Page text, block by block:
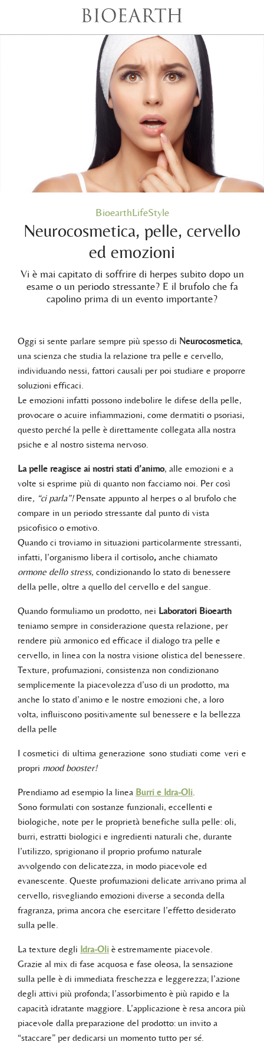
BioearthLifeStyle
Neurocosmetica, pelle, cervello
ed emozioni
Vi è mai capitato di soffrire di herpes subito dopo un
esame o un periodo stressante? E il brufolo che fa
capolino prima di un evento importante?
Oggi si sente parlare sempre più spesso di Neurocosmetica,
una scienza che studia la relazione tra pelle e cervello,
individuando nessi, fattori causali per poi studiare e proporre
soluzioni efficaci.
Le emozioni infatti possono indebolire le difese della pelle,
provocare o acuire infiammazioni, come dermatiti o psoriasi,
questo perché la pelle è direttamente collegata alla nostra
psiche e al nostro sistema nervoso.
La pelle reagisce ai nostri stati d’animo, alle emozioni e a
volte si esprime più di quanto non facciamo noi. Per così
dire, “ci parla”!Pensate appunto al herpes o al brufolo che
compare in un periodo stressante dal punto di vista
psicofisico o emotivo.
Quando ci troviamo in situazioni particolarmente stressanti,
infatti, l’organismo libera il cortisolo, anche chiamato
ormone dello stress, condizionando lo stato di benessere
della pelle, oltre a quello del cervello e del sangue.
Quando formuliamo un prodotto, nei Laboratori Bioearth
teniamo sempre in considerazione questa relazione, per
rendere più armonico ed efficace il dialogo tra pelle e
cervello, in linea con la nostra visione olistica del benessere.
Texture, profumazioni, consistenza non condizionano
semplicemente la piacevolezza d’uso di un prodotto, ma
anche lo stato d’animo e le nostre emozioni che, a loro
volta, influiscono positivamente sul benessere e la bellezza
della pelle
I cosmetici di ultima generazione sono studiati come veri e
propri mood booster!
Prendiamo ad esempio la linea Burri e Idra-Oli
Sono formulati con sostanze funzionali, eccellenti e
biologiche, note per le proprietà benefiche sulla pelle: oli,
burri, estratti biologici e ingredienti naturali che, durante
l’utilizzo, sprigionano il proprio profumo naturale
avvolgendo con delicatezza, in modo piacevole ed
evanescente. Queste profumazioni delicate arrivano prima al
cervello, risvegliando emozioni diverse a seconda della
fragranza, prima ancora che esercitare l’effetto desiderato
sulla pelle.
La texture degli Idra-Oli è estremamente piacevole.
Grazie al mix di fase acquosa e fase oleosa, la sensazione
sulla pelle è di immediata freschezza e leggerezza; l’azione
degli attivi più profonda; l’assorbimento è più rapido e la
capacità idratante maggiore. L’applicazione è resa ancora più
piacevole dalla preparazione del prodotto: un invito a
“staccare” per dedicarsi un momento tutto per sé.